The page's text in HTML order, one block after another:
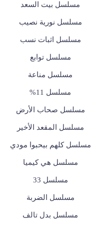
مسلسل بيت السعد
مسلسل نورية نصيب
مسلسل اثبات نسب
مسلسل توابع
مسلسل مناعة
مسلسل 11%
مسلسل صحاب الأرض
مسلسل المقعد الأخير
مسلسل كلهم بيحبوا مودي
مسلسل هي كيميا
مسلسل 33
مسلسل الضربة
مسلسل بدل تالف